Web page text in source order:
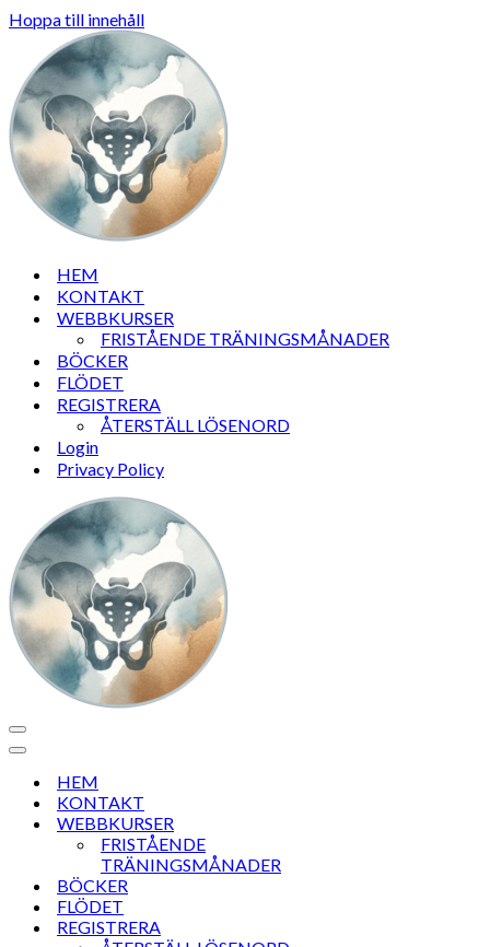
Hoppa till innehåll
HEM
KONTAKT
WEBBKURSER
FRISTÅENDE TRÄNINGSMÅNADER
BÖCKER
FLÖDET
REGISTRERA
ÅTERSTÄLL LÖSENORD
Login
Privacy Policy
Navigeringsmeny
Navigeringsmeny
HEM
KONTAKT
WEBBKURSER
FRISTÅENDE
TRÄNINGSMÅNADER
BÖCKER
FLÖDET
REGISTRERA